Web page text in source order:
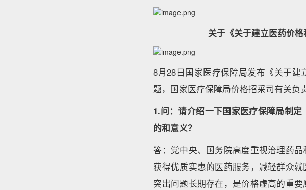
关于《关于建立医药价
8月28日国家医疗保障局发布《关于
题，国家医疗保障局价格招采司有关负
1.问：请介绍一下国家医疗保障局制
的和意义？
答：党中央、国务院高度重视治理药
获得优质实惠的医药服务，减轻群众
突出问题长期存在，是价格虚高的重